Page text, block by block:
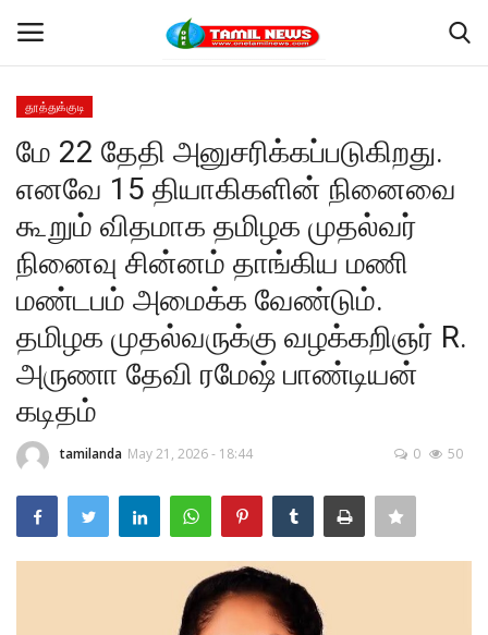
Home
தூத்துக்குடி
Contact
தமிழ்நாடு
இந்தியா
உலகம்
அரசியல்
தூத்துக்குடி
மே 22 தேதி அனுசரிக்கப்படுகிறது.
எனவே 15 தியாகிகளின் நினைவை
கூறும் விதமாக தமிழக முதல்வர்
நினைவு சின்னம் தாங்கிய மணி
மண்டபம் அமைக்க வேண்டும்.
தமிழக முதல்வருக்கு வழக்கறிஞர் R.
அருணா தேவி ரமேஷ் பாண்டியன்
கடிதம்
tamilanda May 21, 2026 - 18:44 0 50